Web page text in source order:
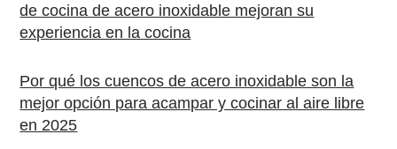
de cocina de acero inoxidable mejoran su
experiencia en la cocina
Por qué los cuencos de acero inoxidable son la
mejor opción para acampar y cocinar al aire libre
en 2025